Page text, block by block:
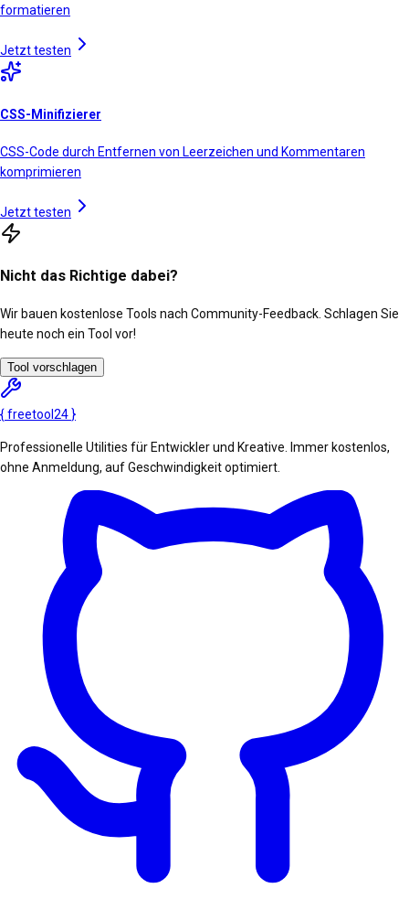
formatieren
Jetzt testen
CSS-Minifizierer
CSS-Code durch Entfernen von Leerzeichen und Kommentaren
komprimieren
Jetzt testen
Nicht das Richtige dabei?
Wir bauen kostenlose Tools nach Community-Feedback. Schlagen Sie
heute noch ein Tool vor!
Tool vorschlagen
{freetool24}
Professionelle Utilities für Entwickler und Kreative. Immer kostenlos,
ohne Anmeldung, auf Geschwindigkeit optimiert.